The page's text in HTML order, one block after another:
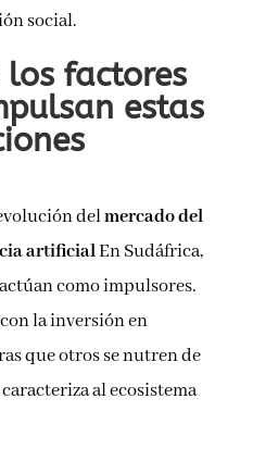
social.
los factores
estas
delmercado del
artificialEn Sudáfrica,
como impulsores.
la inversión en
que otros se nutren de
al ecosistema